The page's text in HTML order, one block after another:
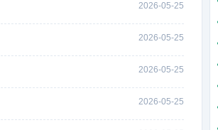
2026-05-25
2026-05-25
2026-05-25
2026-05-25